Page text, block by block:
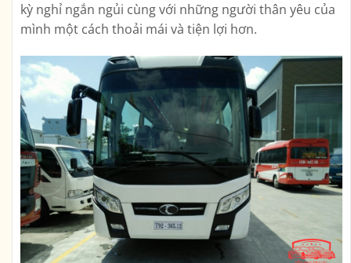
kỳ nghỉ ngắn ngủi cùng với những người thân yêu của
mình một cách thoải mái và tiện lợi hơn.